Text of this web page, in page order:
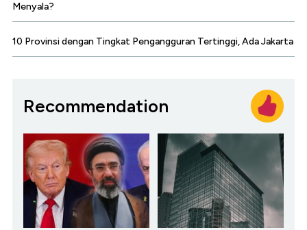
Menyala?
10 Provinsi dengan Tingkat Pengangguran Tertinggi, Ada Jakarta
Recommendation